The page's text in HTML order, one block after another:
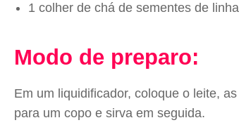
1 colher de chá de sementes de
Modo de preparo:
Em um liquidificador, coloque o leite,
para um copo e sirva em seguida.